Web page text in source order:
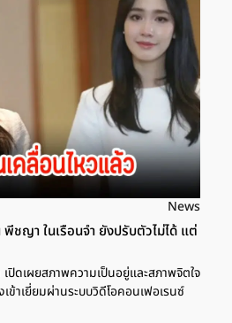
News
ชญา ในเรือนจำ ยังปรับตัวไม่ได้ แต่
ดเผยสภาพความเป็นอยู่และสภาพจิตใจ
ข้าเยี่ยมผ่านระบบวิดีโอคอนเฟอเรนซ์